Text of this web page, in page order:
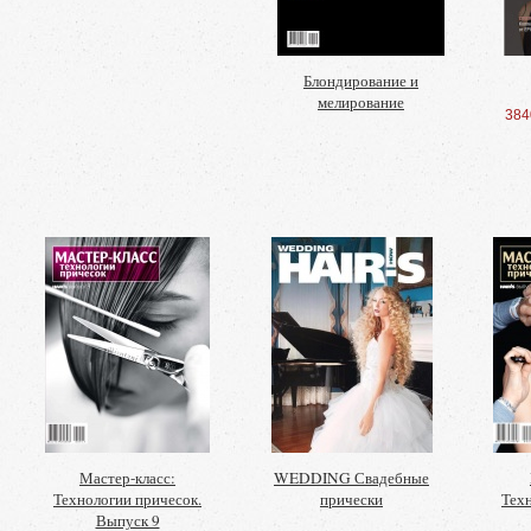
Блондирование и
мелирование
Мастер-класс:
Технологии причесок.
Выпуск 9
WEDDING Свадебные
прически